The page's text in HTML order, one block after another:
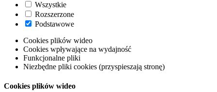
Wszystkie
Rozszerzone
Podstawowe
Cookies plików wideo
Cookies wpływające na wydajność
Funkcjonalne pliki
Niezbędne pliki cookies (przyspieszają stronę)
Cookies plików wideo